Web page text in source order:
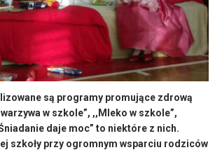
są programy promujące zdrową
w szkole”, ,,Mleko w szkole”,
daje moc” to niektóre z nich.
szkoły przy ogromnym wsparciu rodziców